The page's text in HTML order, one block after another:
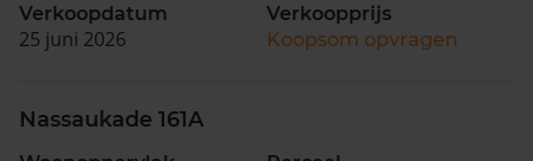
Verkoopdatum
25 juni 2026
Verkoopprijs
Koopsom opvragen
Nassaukade 161A